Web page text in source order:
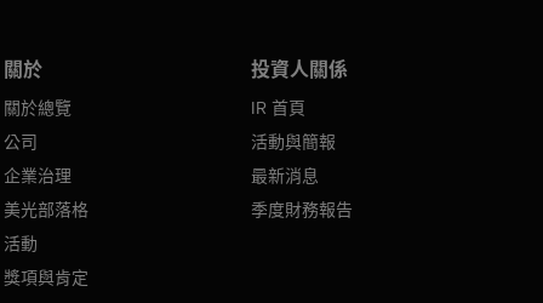
關於
關於總覽
公司
企業治理
美光部落格
活動
獎項與肯定
投資人關係
IR 首頁
活動與簡報
最新消息
季度財務報告